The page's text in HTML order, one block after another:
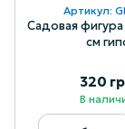
Артикул:
Садовая фигура
см
320
В